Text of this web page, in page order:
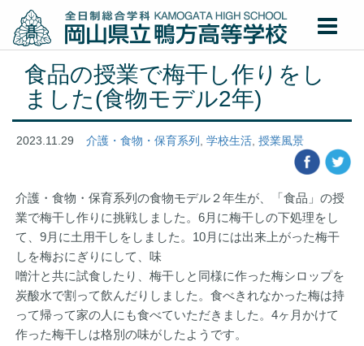
食品の授業で梅干し作りをし
ました(食物モデル2年)
2023.11.29 介護・食物・保育系列 学校生活 授業風景
介護・食物・保育系列の食物モデル２年生が、「食品」の授
業で梅干し作りに挑戦しました。6月に梅干しの下処理をし
て、9月に土用干しをしました。10月には出来上がった梅干
しを梅おにぎりにして、味
噌汁と共に試食したり、梅干しと同様に作った梅シロップを
炭酸水で割って飲んだりしました。食べきれなかった梅は持
って帰って家の人にも食べていただきました。4ヶ月かけて
作った梅干しは格別の味がしたようです。